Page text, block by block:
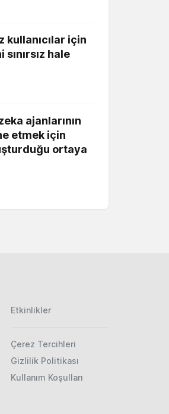
kullanıcılar için
hale
ajanlarının
etmek için
ortaya
Etkinlikler
Çerez Tercihleri
Gizlilik Politikası
Kullanım Koşulları